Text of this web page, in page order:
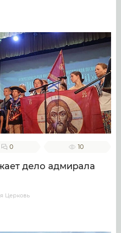
0 10
дело адмирала
Церковь